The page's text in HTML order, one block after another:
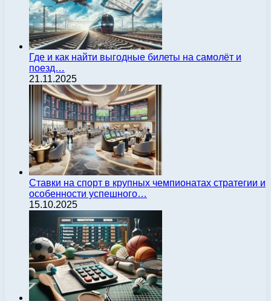
Где и как найти выгодные билеты на самолёт и
поезд…
21.11.2025
Ставки на спорт в крупных чемпионатах стратегии и
особенности успешного…
15.10.2025